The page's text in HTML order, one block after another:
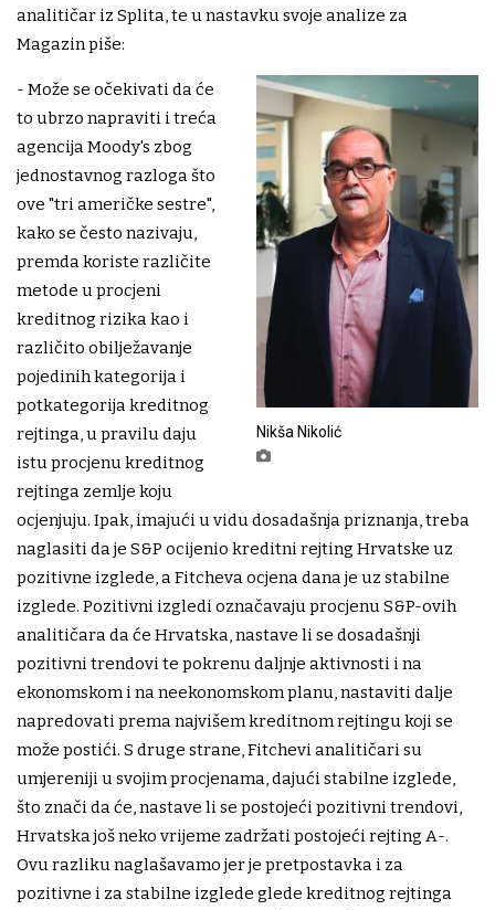
analitičar iz Splita, te u nastavku svoje analize za
Magazin piše:
Nikša Nikolić
- Može se očekivati da će
to ubrzo napraviti i treća
agencija Moody's zbog
jednostavnog razloga što
ove "tri američke sestre",
kako se često nazivaju,
premda koriste različite
metode u procjeni
kreditnog rizika kao i
različito obilježavanje
pojedinih kategorija i
potkategorija kreditnog
rejtinga, u pravilu daju
istu procjenu kreditnog
rejtinga zemlje koju
ocjenjuju. Ipak, imajući u vidu dosadašnja priznanja, treba
naglasiti da je S&P ocijenio kreditni rejting Hrvatske uz
pozitivne izglede, a Fitcheva ocjena dana je uz stabilne
izglede. Pozitivni izgledi označavaju procjenu S&P-ovih
analitičara da će Hrvatska, nastave li se dosadašnji
pozitivni trendovi te pokrenu daljnje aktivnosti i na
ekonomskom i na neekonomskom planu, nastaviti dalje
napredovati prema najvišem kreditnom rejtingu koji se
može postići. S druge strane, Fitchevi analitičari su
umjereniji u svojim procjenama, dajući stabilne izglede,
što znači da će, nastave li se postojeći pozitivni trendovi,
Hrvatska još neko vrijeme zadržati postojeći rejting A-.
Ovu razliku naglašavamo jer je pretpostavka i za
pozitivne i za stabilne izglede glede kreditnog rejtinga